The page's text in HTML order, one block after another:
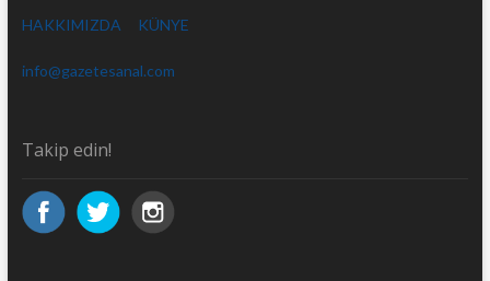
HAKKIMIZDA KÜNYE
info@gazetesanal.com
Takip edin!